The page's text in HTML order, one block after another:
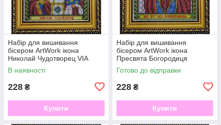
Набір для вишивання
бісером ArtWork ікона
Николай Чудотворец VIA
5003
В наявності
228 ₴
Купити
Набір для вишивання
бісером ArtWork ікона
Пресвята Богородиця
Семистрельная VIA 5004
Готово до відправки
228 ₴
Купити